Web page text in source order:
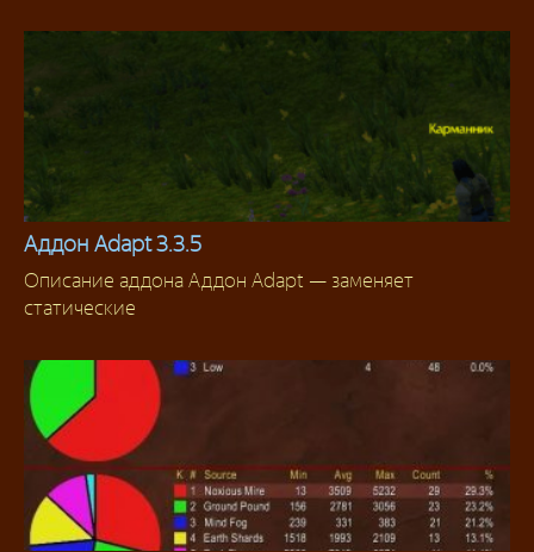
Аддоны для интерфейса
Аддон Adapt 3.3.5
Описание аддона Аддон Adapt — заменяет
статические